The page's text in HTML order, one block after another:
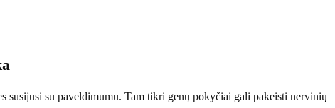
susijusi su paveldimumu. Tam tikri genų pokyčiai gali pakeisti nervinių